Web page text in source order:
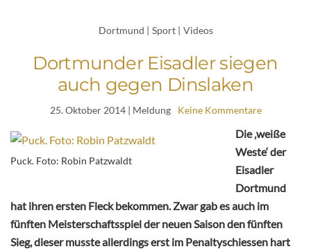
Dortmund | Sport | Videos
Dortmunder Eisadler siegen
auch gegen Dinslaken
25. Oktober 2014| Meldung Keine Kommentare
Puck. Foto: Robin Patzwaldt
Die ‚weiße
Weste‘ der
Eisadler
Dortmund
hat ihren ersten Fleck bekommen. Zwar gab es auch im
fünften Meisterschaftsspiel der neuen Saison den fünften
Sieg, dieser musste allerdings erst im Penaltyschiessen hart